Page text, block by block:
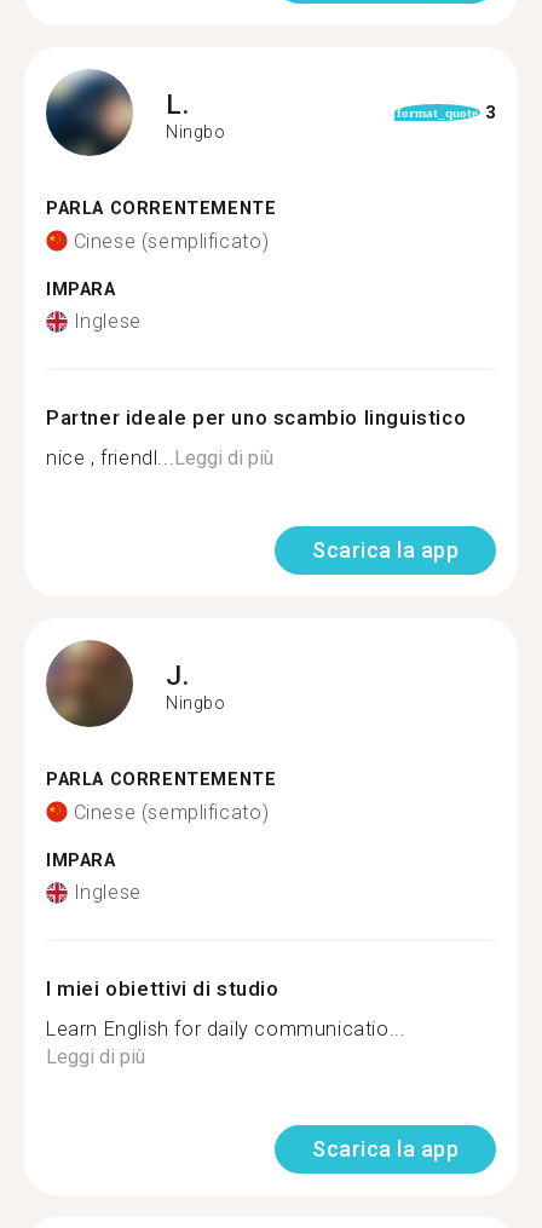
L.
Ningbo
format_quote 3
PARLA CORRENTEMENTE
Cinese (semplificato)
IMPARA
Inglese
Partner ideale per uno scambio linguistico
nice , friendl...Leggi di più
Scarica la app
J.
Ningbo
PARLA CORRENTEMENTE
Cinese (semplificato)
IMPARA
Inglese
I miei obiettivi di studio
Learn English for daily communicatio...
Leggi di più
Scarica la app